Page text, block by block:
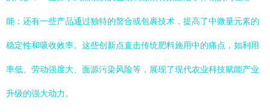
能；还有一些产品通过独特的螯合或包裹技术，提高了中微量元素的
稳定性和吸收效率。这些创新点直击传统肥料施用中的痛点，如利用
率低、劳动强度大、面源污染风险等，展现了现代农业科技赋能产业
升级的强大动力。